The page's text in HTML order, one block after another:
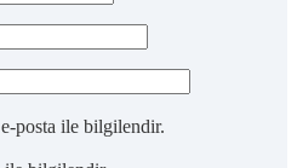
posta ile bilgilendir.